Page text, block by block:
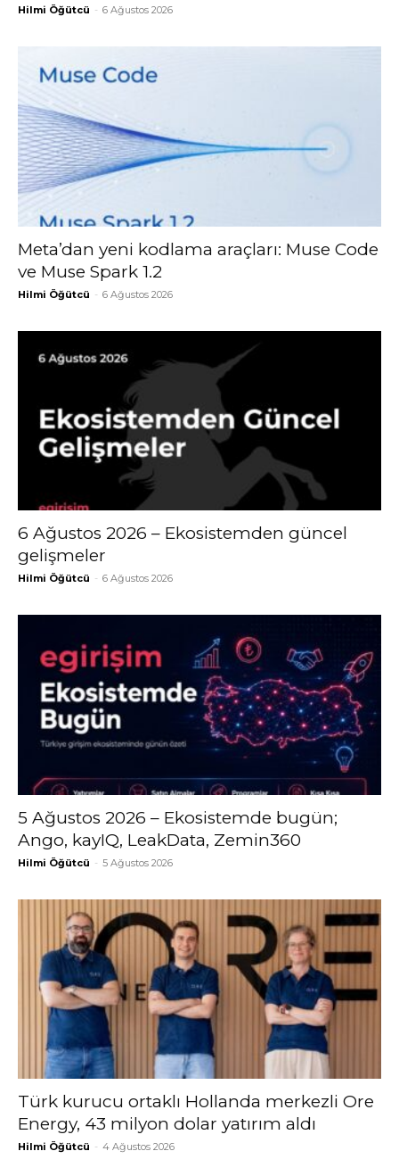
Hilmi Öğütcü - 6 Ağustos 2026
Meta’dan yeni kodlama araçları: Muse Code
ve Muse Spark 1.2
Hilmi Öğütcü - 6 Ağustos 2026
6 Ağustos 2026 – Ekosistemden güncel
gelişmeler
Hilmi Öğütcü - 6 Ağustos 2026
5 Ağustos 2026 – Ekosistemde bugün;
Ango, kayIQ, LeakData, Zemin360
Hilmi Öğütcü - 5 Ağustos 2026
Türk kurucu ortaklı Hollanda merkezli Ore
Energy, 43 milyon dolar yatırım aldı
Hilmi Öğütcü - 4 Ağustos 2026